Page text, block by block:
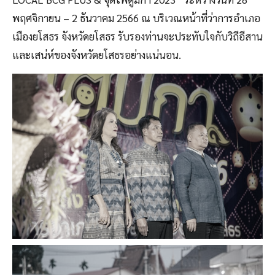
พฤศจิกายน – 2 ธันวาคม 2566 ณ บริเวณหน้าที่ว่าการอำเภอ
เมืองยโสธร จังหวัดยโสธร รับรองท่านจะประทับใจกับวิถีอีสาน
และเสน่ห์ของจังหวัดยโสธรอย่างแน่นอน.